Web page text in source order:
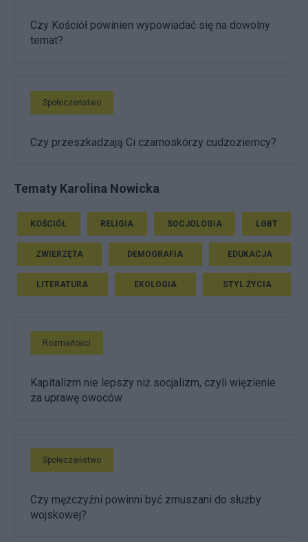
Czy Kościół powinien wypowiadać się na dowolny
temat?
Społeczeństwo
Czy przeszkadzają Ci czarnoskórzy cudzoziemcy?
Tematy Karolina Nowicka
KOŚCIÓŁ RELIGIA SOCJOLOGIA LGBT
ZWIERZĘTA DEMOGRAFIA EDUKACJA
LITERATURA EKOLOGIA STYL ŻYCIA
Rozmaitości
Kapitalizm nie lepszy niż socjalizm, czyli więzienie
za uprawę owoców
Społeczeństwo
Czy mężczyźni powinni być zmuszani do służby
wojskowej?